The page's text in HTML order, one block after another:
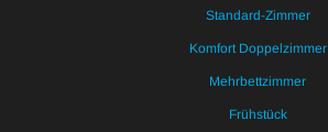
Standard-Zimmer
Komfort Doppelzimmer
Mehrbettzimmer
Frühstück